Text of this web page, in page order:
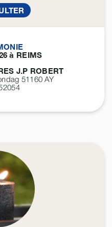
à REIMS
J.P ROBERT
51160AY